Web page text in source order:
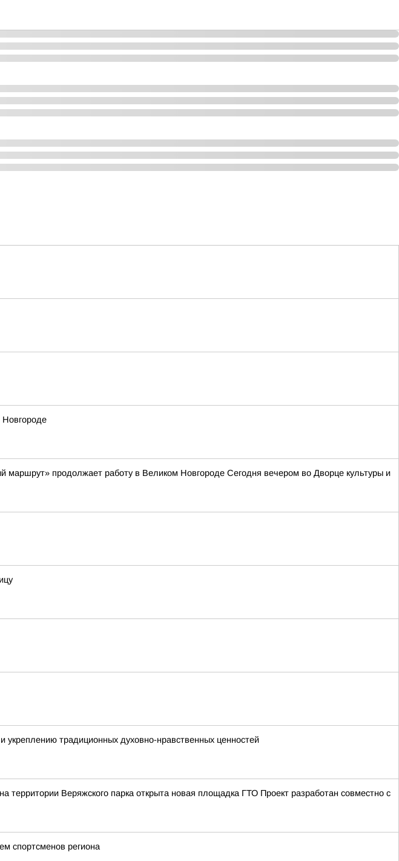
Новгороде
продолжает работу в Великом Новгороде Сегодня вечером во Дворце культуры и
укреплению традиционных духовно-нравственных ценностей
Веряжского парка открыта новая площадка ГТО Проект разработан совместно с
спортсменов региона